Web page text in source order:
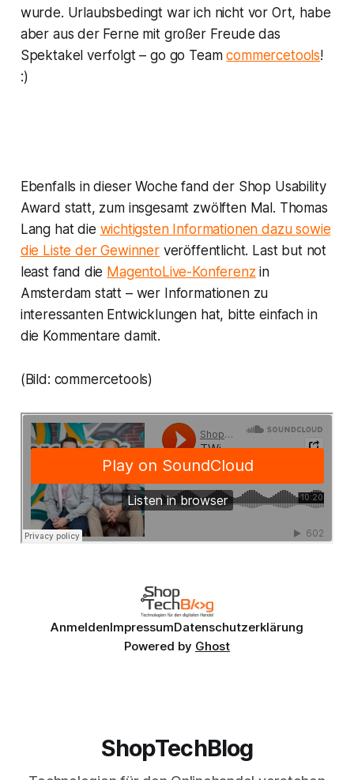
wurde. Urlaubsbedingt war ich nicht vor Ort, habe
aber aus der Ferne mit großer Freude das
Spektakel verfolgt – go go Teamcommercetools!
:)
Ebenfalls in dieser Woche fand der Shop Usability
Award statt, zum insgesamt zwölften Mal. Thomas
Lang hat die wichtigsten Informationen dazu sowie
die Liste der Gewinnerveröffentlicht. Last but not
least fand die MagentoLive-Konferenz in
Amsterdam statt – wer Informationen zu
interessanten Entwicklungen hat, bitte einfach in
die Kommentare damit.
(Bild: commercetools)
AnmeldenImpressumDatenschutzerklärung
Powered by Ghost
ShopTechBlog